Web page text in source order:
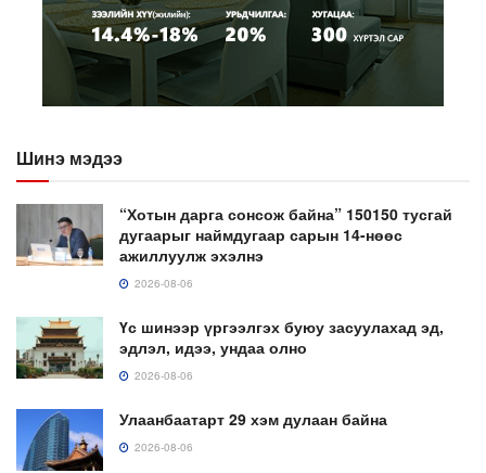
Шинэ мэдээ
“Хотын дарга сонсож байна” 150150 тусгай
дугаарыг наймдугаар сарын 14-нөөс
ажиллуулж эхэлнэ
2026-08-06
Үс шинээр үргээлгэх буюу засуулахад эд,
эдлэл, идээ, ундаа олно
2026-08-06
Улаанбаатарт 29 хэм дулаан байна
2026-08-06